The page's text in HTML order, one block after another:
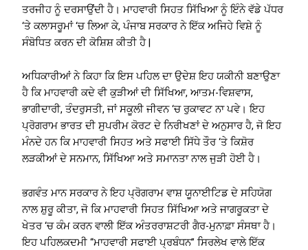
ਤਰਜੀਹ ਨੂੰ ਦਰਸਾਉਂਦੀ ਹੈ। ਮਾਹਵਾਰੀ ਸਿਹਤ ਸਿੱਖਿਆ ਨੂੰ ਇੰਨੇ ਵੱਡੇ ਪੱਧਰ
‘ਤੇ ਕਲਾਸਰੂਮਾਂ ‘ਚ ਲਿਆ ਕੇ, ਪੰਜਾਬ ਸਰਕਾਰ ਨੇ ਇੱਕ ਅਜਿਹੇ ਵਿਸ਼ੇ ਨੂੰ
ਸੰਬੋਧਿਤ ਕਰਨ ਦੀ ਕੋਸ਼ਿਸ਼ ਕੀਤੀ ਹੈ |
ਅਧਿਕਾਰੀਆਂ ਨੇ ਕਿਹਾ ਕਿ ਇਸ ਪਹਿਲ ਦਾ ਉਦੇਸ਼ ਇਹ ਯਕੀਨੀ ਬਣਾਉਣਾ
ਹੈ ਕਿ ਮਾਹਵਾਰੀ ਕਦੇ ਵੀ ਕੁੜੀਆਂ ਦੀ ਸਿੱਖਿਆ, ਆਤਮ-ਵਿਸ਼ਵਾਸ,
ਭਾਗੀਦਾਰੀ, ਤੰਦਰੁਸਤੀ, ਜਾਂ ਸਕੂਲੀ ਜੀਵਨ ‘ਚ ਰੁਕਾਵਟ ਨਾ ਪਵੇ। ਇਹ
ਪ੍ਰੋਗਰਾਮ ਭਾਰਤ ਦੀ ਸੁਪਰੀਮ ਕੋਰਟ ਦੇ ਨਿਰੀਖਣਾਂ ਦੇ ਅਨੁਸਾਰ ਹੈ, ਜੋ ਇਹ
ਮੰਨਦੇ ਹਨ ਕਿ ਮਾਹਵਾਰੀ ਸਿਹਤ ਅਤੇ ਸਫਾਈ ਸਿੱਧੇ ਤੌਰ ‘ਤੇ ਕਿਸ਼ੋਰ
ਲੜਕੀਆਂ ਦੇ ਸਨਮਾਨ, ਸਿੱਖਿਆ ਅਤੇ ਸਮਾਨਤਾ ਨਾਲ ਜੁੜੀ ਹੋਈ ਹੈ।
ਭਗਵੰਤ ਮਾਨ ਸਰਕਾਰ ਨੇ ਇਹ ਪ੍ਰੋਗਰਾਮ ਵਾਸ਼ ਯੂਨਾਈਟਿਡ ਦੇ ਸਹਿਯੋਗ
ਨਾਲ ਸ਼ੁਰੂ ਕੀਤਾ, ਜੋ ਕਿ ਮਾਹਵਾਰੀ ਸਿਹਤ ਸਿੱਖਿਆ ਅਤੇ ਜਾਗਰੂਕਤਾ ਦੇ
ਖੇਤਰ ‘ਚ ਕੰਮ ਕਰਨ ਵਾਲੀ ਇੱਕ ਅੰਤਰਰਾਸ਼ਟਰੀ ਗੈਰ-ਮੁਨਾਫ਼ਾ ਸੰਸਥਾ ਹੈ।
ਇਹ ਪਹਿਲਕਦਮੀ “ਮਾਹਵਾਰੀ ਸਫਾਈ ਪ੍ਰਬੰਧਨ” ਸਿਰਲੇਖ ਵਾਲੇ ਇੱਕ